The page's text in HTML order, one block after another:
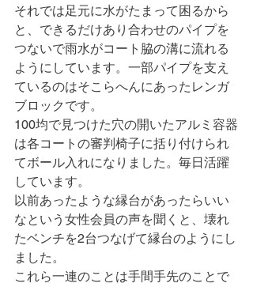
それでは足元に水がたまって困るから
と、できるだけあり合わせのパイプを
つないで雨水がコート脇の溝に流れる
ようにしています。一部パイプを支え
ているのはそこらへんにあったレンガ
ブロックです。
100均で見つけた穴の開いたアルミ容器
は各コートの審判椅子に括り付けられ
てボール入れになりました。毎日活躍
しています。
以前あったような縁台があったらいい
なという女性会員の声を聞くと、壊れ
たベンチを2台つなげて縁台のようにし
ました。
これら一連のことは手間手先のことで